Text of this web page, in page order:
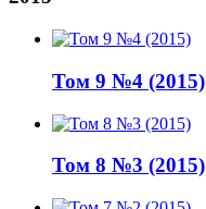
Том 9 №4 (2015)
Том 8 №3 (2015)